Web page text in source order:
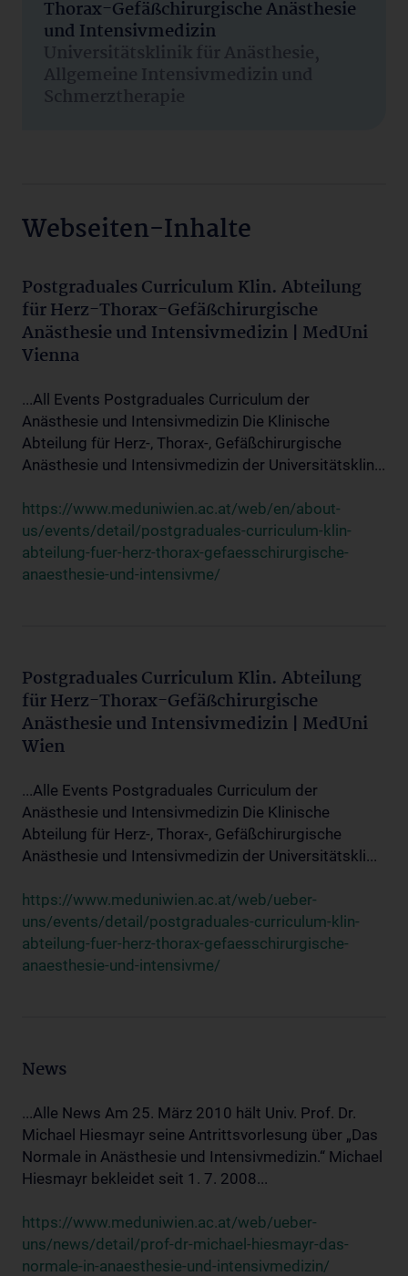
Thorax-Gefäßchirurgische Anästhesie
und Intensivmedizin
Universitätsklinik für Anästhesie,
Allgemeine Intensivmedizin und
Schmerztherapie
Webseiten-Inhalte
Postgraduales Curriculum Klin. Abteilung
für Herz-Thorax-Gefäßchirurgische
Anästhesie und Intensivmedizin | MedUni
Vienna
...All Events Postgraduales Curriculum der
Anästhesie und Intensivmedizin Die Klinische
Abteilung für Herz-, Thorax-, Gefäßchirurgische
Anästhesie und Intensivmedizin der Universitätsklin...
https://www.meduniwien.ac.at/web/en/about-
us/events/detail/postgraduales-curriculum-klin-
abteilung-fuer-herz-thorax-gefaesschirurgische-
anaesthesie-und-intensivme/
Postgraduales Curriculum Klin. Abteilung
für Herz-Thorax-Gefäßchirurgische
Anästhesie und Intensivmedizin | MedUni
Wien
...Alle Events Postgraduales Curriculum der
Anästhesie und Intensivmedizin Die Klinische
Abteilung für Herz-, Thorax-, Gefäßchirurgische
Anästhesie und Intensivmedizin der Universitätskli...
https://www.meduniwien.ac.at/web/ueber-
uns/events/detail/postgraduales-curriculum-klin-
abteilung-fuer-herz-thorax-gefaesschirurgische-
anaesthesie-und-intensivme/
News
...Alle News Am 25. März 2010 hält Univ. Prof. Dr.
Michael Hiesmayr seine Antrittsvorlesung über „Das
Normale in Anästhesie und Intensivmedizin.“ Michael
Hiesmayr bekleidet seit 1. 7. 2008...
https://www.meduniwien.ac.at/web/ueber-
uns/news/detail/prof-dr-michael-hiesmayr-das-
normale-in-anaesthesie-und-intensivmedizin/